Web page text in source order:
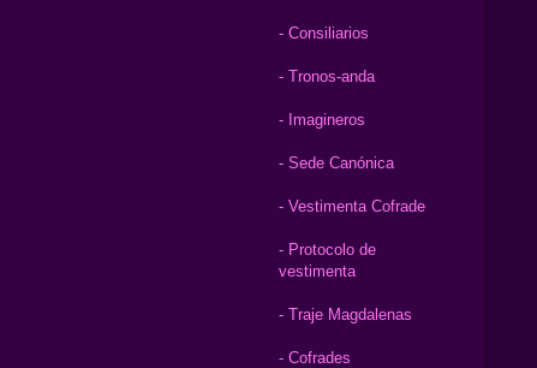
- Consiliarios
- Tronos-anda
- Imagineros
- Sede Canónica
- Vestimenta Cofrade
- Protocolo de
vestimenta
- Traje Magdalenas
- Cofrades